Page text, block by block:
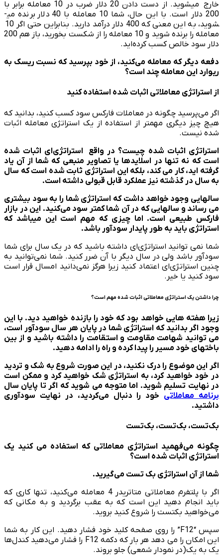
خارج می­شوید. از دست دادن 20 دلار ضرب در 10 معامله برابر با
200 دلار است. با این حال، شما 10 معامله با 40 دلار برنده می­
معامله را برنده شوید و 10 معامله را از شکست بخورید، باز هم 200
دلار سود خالص کسب کرده‌اید.
دفعه دیگر که معامله می­‌کنید، از خود بپرسید که نسبت ریسک به
ریوارد این معامله چند است؟
از استراتژی معاملاتی اثبات شده استفاده کنید
اگر می‌پرسید چگونه در معاملات فارکس سود کسب کنید، بدانید که
هیچ چیز دیگری مهمتر از استفاده از یک استراتژی معامله اثبات
شده نیست.
استراتژی اثبات شده چیست؟ در واقع استراتژی‌ای اثبات شده
است که نه تنها در اسلایدها یا تصاویر منبعی که شما از آن یاد
گرفته اید، کار می کند، بلکه این استراتژی ثابت شده است که سال
به سال در گذشته نیز عملکرد قابل قبولی داشته است.
سالهایی وجود خواهد داشت که استراتژی شما را به سود بیشتری
می رساند و سالهایی که در آن شما کمتر سود می­‌کنید. این در بازار
فارکس طبیعی است. اما چیزی که مهم است این می­باشد که
استراتژی باید به طور پایدار سودآور باشد.
شما نمی توانید استراتژی‌ای داشته باشید که در یک سال برای شما
سودآور باشد ولی در سال دیگر با آن ضرر کنید. شما نمی‌توانید به
چنین استراتژی‌ای اعتماد کنید زیرا هرگز نمی‌دانید امسال قرار است
سود کنید یا خیر.
چرا داشتن یک استراتژی معاملاتی اثبات شده مهم است؟
زیرا هفته هایی خواهد بود که خود را بازنده خواهید دید. با این
وجود اگر بدانید که استراتژی شما در پایان هر سال سودآور است،
می توانید شهامت مقاومت و استقامت را داشته باشید و از بین
باخت­های خود مسیر را پیدا کرده و راه را ادامه دهید.
اگر این موضوع را درک نکنید، در این صورت شروع به شک و تردید
در خود خواهید کرد، به استراتژی شک خواهید کرد و ممکن است
در نهایت تسلیم شوید. اما متوجه می شوید که اگر تا پایان سال
برنامه معاملاتی خود را دنبال می‌کردید، در نهایت سودآوری
داشتید.
بک­‌تست، بک‌­تست، بک­‌تست
چگونه می‌فهمید استراتژی معاملاتی که استفاده می کنید یک
استراتژی اثبات شده است؟
شما از آن استراتژی بک­ تست می­‌گیرید.
اگر با پلتفرم معاملاتی متاتریدر 4 معامله می‌کنید، تنها کاری که
باید انجام دهید این است که به عقب برگردید و به مکانی که
می‌خواهید بک­تست را شروع کنید بروید.
سپس “F12” را روی صفحه کلید خود فشار دهید. این کار به شما
این امکان را می دهد هر بار که دکمه F12 را فشار می‌دهید کندل‌ها
یک به یک(در نمودار شمعی) جلو بروند.